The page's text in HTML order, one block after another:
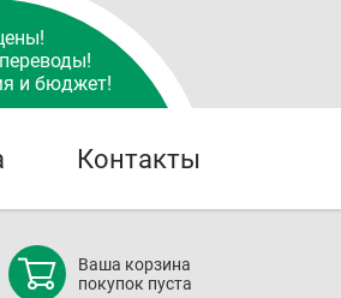
и бюджет!
Контакты
Ваша корзина
покупок пуста